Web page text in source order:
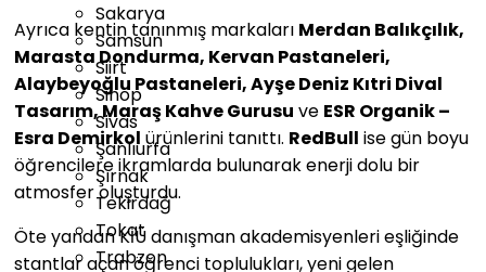
Sakarya
Samsun
Siirt
Sinop
Sivas
Şanlıurfa
Şırnak
Tekirdağ
Tokat
Trabzon
Ayrıca kentin tanınmış markaları Merdan Balıkçılık,
Marasta Dondurma, Kervan Pastaneleri,
Alaybeyoğlu Pastaneleri, Ayşe Deniz Kıtri Dival
Tasarım, Maraş Kahve Gurusu ve ESR Organik –
Esra Demirkol ürünlerini tanıttı. RedBull ise gün boyu
öğrencilere ikramlarda bulunarak enerji dolu bir
atmosfer oluşturdu.
Öte yandan KİÜ danışman akademisyenleri eşliğinde
stantlar açan öğrenci toplulukları, yeni gelen